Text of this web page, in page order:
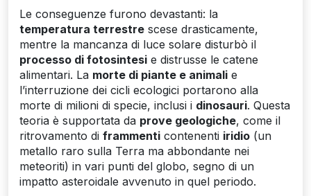
Le conseguenze furono devastanti: la
temperatura terrestre scese drasticamente,
mentre la mancanza di luce solare disturbò il
processo di fotosintesi e distrusse le catene
alimentari. La morte di piante e animali e
l’interruzione dei cicli ecologici portarono alla
morte di milioni di specie, inclusi i dinosauri. Questa
teoria è supportata da prove geologiche, come il
ritrovamento di frammenti contenenti iridio (un
metallo raro sulla Terra ma abbondante nei
meteoriti) in vari punti del globo, segno di un
impatto asteroidale avvenuto in quel periodo.